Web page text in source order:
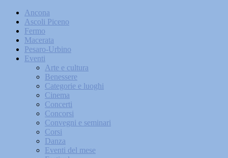
Ancona
Ascoli Piceno
Fermo
Macerata
Pesaro-Urbino
Eventi
Arte e cultura
Benessere
Categorie e luoghi
Cinema
Concerti
Concorsi
Convegni e seminari
Corsi
Danza
Eventi del mese